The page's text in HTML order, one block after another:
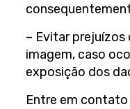
– Evitar prejuízos
imagem, caso
exposição dos
Entre em